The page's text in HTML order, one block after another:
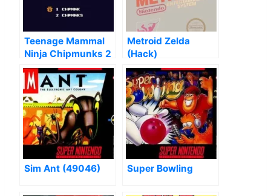
Teenage Mammal
Ninja Chipmunks 2
(TMNT2 Hack)
Metroid Zelda
(Hack)
Sim Ant (49046) Super Bowling